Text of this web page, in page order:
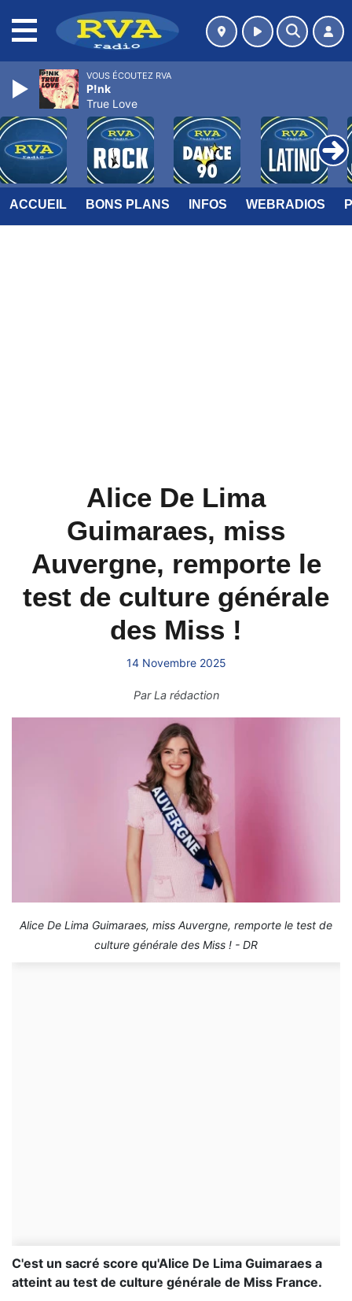
ACCUEIL BONS PLANS INFOS WEBRADIOS
Alice De Lima
Guimaraes, miss
Auvergne, remporte le
test de culture générale
des Miss !
14 Novembre 2025
ParLa rédaction
Alice De Lima Guimaraes, miss Auvergne, remporte le test de
culture générale des Miss ! - DR
C'est un sacré score qu'Alice De Lima Guimaraes a
atteint au test de culture générale de Miss France.
VOUS ÉCOUTEZ RVA
P!nk
True Love